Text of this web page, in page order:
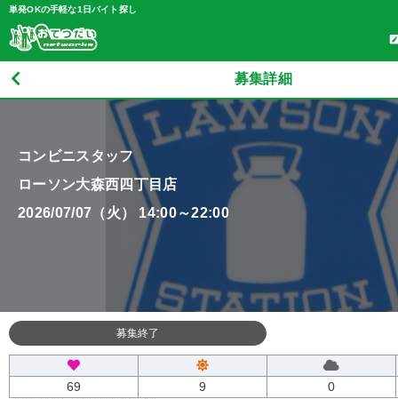
単発OKの手軽な1日バイト探し
募集詳細
コンビニスタッフ
ローソン大森西四丁目店
2026/07/07（火） 14:00～22:00
募集終了
69 9 0